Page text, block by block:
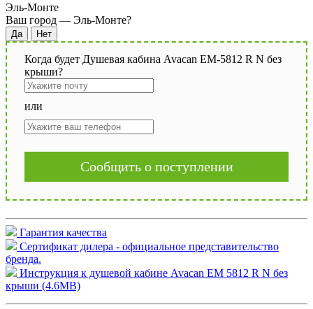
Эль-Монте
Ваш город — Эль-Монте?
Когда будет Душевая кабина Avacan EM-5812 R N без
крыши?
или
Сообщить о поступлении
Гарантия качества
Сертификат дилера - официальное представительство
бренда.
Инструкция к душевой кабине Avacan EM 5812 R N без
крыши (4.6MB)